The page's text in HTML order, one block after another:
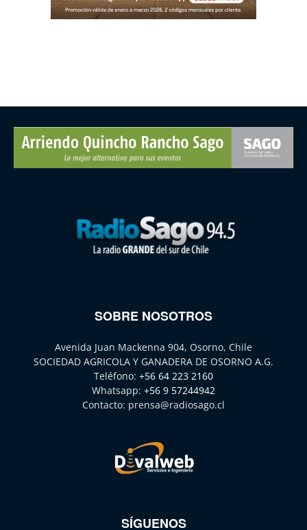
SOBRE NOSOTROS
Avenida Juan Mackenna 904, Osorno, Chile
SOCIEDAD AGRICOLA Y GANADERA DE OSORNO A.G.
Teléfono: +56 64 223 2160
Whatsapp: +56 9 57244942
Contacto: prensa@radiosago.cl
SÍGUENOS